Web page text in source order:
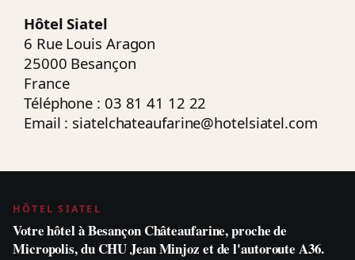
Hôtel Siatel
6 Rue Louis Aragon
25000 Besançon
France
Téléphone : 03 81 41 12 22
Email : siatelchateaufarine@hotelsiatel.com
HÔTEL SIATEL
Votre hôtel à Besançon Châteaufarine, proche de
Micropolis, du CHU Jean Minjoz et de l'autoroute A36.